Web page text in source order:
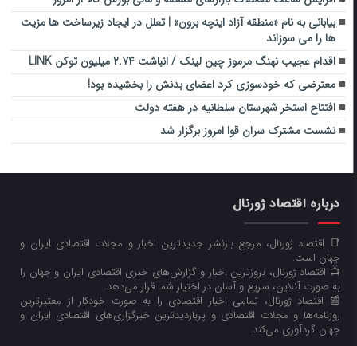
بیابانی به نام «منطقه آزاد اینچه برون» | تعلل در ایجاد زیرساخت ها مزیت
ها را می سوزاند
اقدام عجیب نهنگ مرموز چین لینک / انباشت ۲.۷۴ میلیون توکن LINK
معترضی که خودسوزی کرد اعضای بدنش را بخشیده بود!
افتتاح استخر شهرستان سلطانیه در هفته دولت
نشست مشترک سران قوا امروز برگزار شد
درباره اقتصاد ژورنال
📑 اقتصاد ژورنال، مرجع بازنشر جدیدترین اخبار و مجلات اقتصادی ایران و
جهان است.
📺 اقتصاد ژورنال، بروزترین اخبار و گزارش‌های خبری اقتصادی ایران و جهان را
به صورت آنلاین، سریع و آسان در اختیار شما قرار می‌‌دهد.
📰 اقتصاد ژورنال، تمامی اخبار اقتصادی را به صورت خودکار از معتبرترین
روزنامه‌ها و مجلات اقتصادی و پربازدیدترین خبرگزاری‌های اقتصادی ایران و
جهان گردآوری می‌کند.